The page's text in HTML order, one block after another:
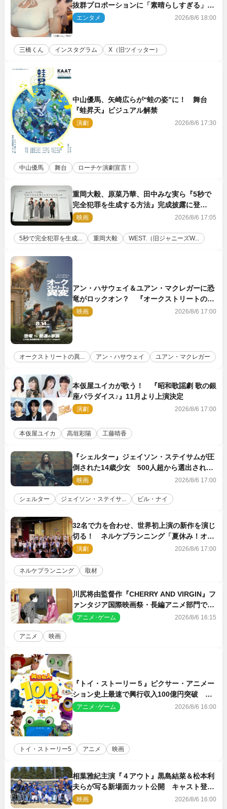
抜群プロポーションに「素晴らしすぎる」
「すっっっご！」とネット絶賛
エンタメ 2026/8/6 18:00
三橋くん インスタグラム X（旧ツイッター）
中山優馬、矢崎広らが“蛙の姿”に！ 舞台
『蛙昇天』ビジュアル解禁
演劇 2026/8/6 17:30
中山優馬 舞台 ローチケ演劇宣言！
重岡大毅、原菜乃華、田中みな実ら『5秒で
完全犯罪を生成する方法』完成披露に登
壇！ それぞれのAI活用術も発表
映画 2026/8/6 17:05
5秒で完全犯罪を生成... 重岡大毅 WEST.（旧ジャニーズW...
アン・ハサウェイ＆ユアン・マクレガーに恐
竜がロックオン？ 『オークストリートの異
変』新ビジュアル＆本編映像初解禁
映画 2026/8/6 17:00
オークストリートの異... アン・ハサウェイ ユアン・マクレガー
本仮屋ユイカが歌う！ 『昭和歌謡劇 歌の銀
座パラダイス♪』11月より上演決定
演劇 2026/8/6 17:00
本仮屋ユイカ 高垣彩陽 工藤晴香
『シェルター』ジェイソン・ステイサムが圧
倒された14歳少女 500人超から選出された
新鋭ボディ・レイ・ブレスナックとは
映画 2026/8/6 17:00
シェルター ジェイソン・ステイサ... ビル・ナイ
32名で力を合わせ、世界初上演の新作を演じ
切る！ ネルケプランニング「夏休み！オ
ン・ワークショップ2026」レポート【最終
日】
演劇 2026/8/6 17:00
ネルケプランニング 取材
川尻将由監督作『CHERRY AND VIRGIN』フ
ァンタジア国際映画祭・長編アニメ部門で観
客賞・金賞受賞！
アニメ･ゲーム 2026/8/6 16:15
アニメ 映画
『トイ・ストーリー５』ピクサー・アニメー
ション史上最速で興行収入100億円突破 シ
リーズNo.1興収が目前
アニメ･ゲーム 2026/8/6 16:00
トイ・ストーリー5 アニメ 映画
相葉雅紀主演『４アウト』黒島結菜＆松本利
夫らが写る新場面カット公開 キャスト登壇
イベントも決定
映画 2026/8/6 16:00